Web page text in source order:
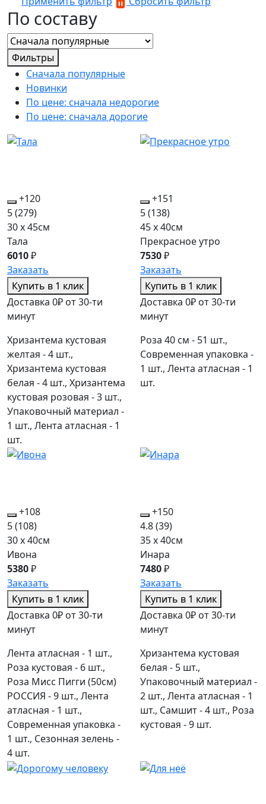
По составу
Фильтры
Сначала популярные
Новинки
По цене: сначала недорогие
По цене: сначала дорогие
+120
5(279)
30 x 45см
Тала
6010₽
Заказать
Купить в 1 клик
Доставка 0₽ от 30-ти
минут
Хризантема кустовая
желтая - 4 шт.,
Хризантема кустовая
белая - 4 шт., Хризантема
кустовая розовая - 3 шт.,
Упаковочный материал -
1 шт., Лента атласная - 1
шт.
+151
5(138)
45 x 40см
Прекрасное утро
7530₽
Заказать
Купить в 1 клик
Доставка 0₽ от 30-ти
минут
Роза 40 см - 51 шт.,
Современная упаковка -
1 шт., Лента атласная - 1
шт.
+108
5(108)
30 x 40см
Ивона
5380₽
Заказать
Купить в 1 клик
Доставка 0₽ от 30-ти
минут
Лента атласная - 1 шт.,
Роза кустовая - 6 шт.,
Роза Мисс Пигги (50см)
РОССИЯ - 9 шт., Лента
атласная - 1 шт.,
Современная упаковка -
1 шт., Сезонная зелень -
4 шт.
+150
4.8(39)
35 x 40см
Инара
7480₽
Заказать
Купить в 1 клик
Доставка 0₽ от 30-ти
минут
Хризантема кустовая
белая - 5 шт.,
Упаковочный материал -
2 шт., Лента атласная - 1
шт., Самшит - 4 шт., Роза
кустовая - 9 шт.